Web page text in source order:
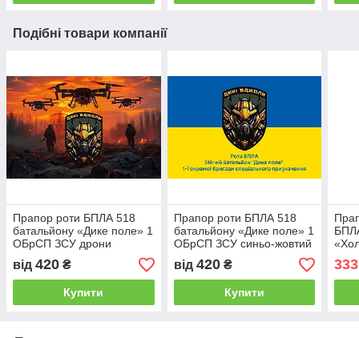
Подібні товари компанії
Прапор роти БПЛА 518
батальйону «Дике поле» 1
ОБрСП ЗСУ дрони
від 420 ₴
Купити
Прапор роти БПЛА 518
батальйону «Дике поле» 1
ОБрСП ЗСУ синьо-жовтий
від 420₴
Купити
м